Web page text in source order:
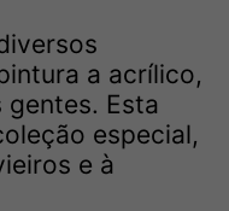
a acrílico,
gentes. Esta
especial,
e à